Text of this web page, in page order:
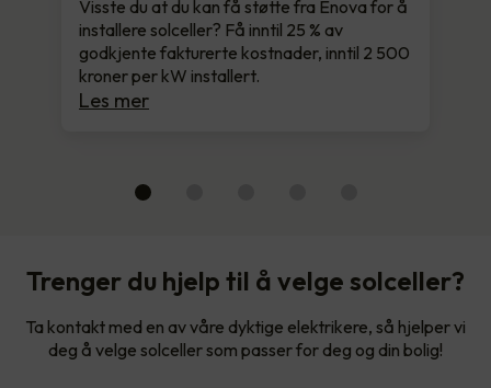
Visste du at du kan få støtte fra Enova for å
installere solceller? Få inntil 25 % av
godkjente fakturerte kostnader, inntil 2 500
kroner per kW installert.
Les mer
Trenger du hjelp til å velge solceller?
Ta kontakt med en av våre dyktige elektrikere, så hjelper vi
deg å velge solceller som passer for deg og din bolig!